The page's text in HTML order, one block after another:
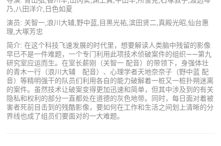
乃,八田洋介,日色如夏
演员: 关智一,浪川大辅,野中蓝,目黑光祐,滨田贤二,真殿光昭,仙台惠
理,大塚芳忠
简介: 在这个科技飞速发展的时代里，想要解读人类脑中残留的影像
早已不是一件难题，一个专门利用此项技术侦破案件的组织——第九
研究室应运而生。在室长薪刚（关智一 配音）的带领下，身强体壮
的青木一行（浪川大辅 配音）、心理学者天地奈奈子（野中蓝 配
音）等精明强干的队员们利用各自的能力破解着一桩又一桩扑朔迷离
的案件。虽然技术让破案变得更加迅速和简单，但其中涉及到的有关
隐私和权利的部分一直都处在道德的灰色地带。同时，每日面对着被
害者死前目击到的残酷影像，要如何在工作和生活之间划上清晰的分
界线也成了组员们要面对的一大难题。